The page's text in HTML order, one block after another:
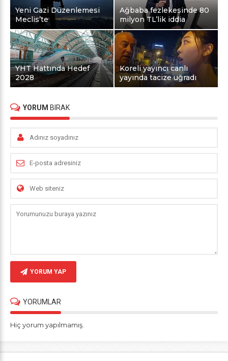
Yeni Gazi Düzenlemesi
Meclis’te
Ağbaba fezlekesinde 80
milyon TL’lik iddia
YHT Hattında Hedef
2028
Koreli yayıncı canlı
yayında tacize uğradı
YORUM BIRAK
YORUM YAP
YORUMLAR
Hiç yorum yapılmamış.